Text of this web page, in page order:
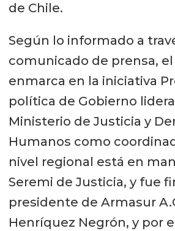
de Chile.
Según lo informado a
comunicado de prensa,
enmarca en la iniciativa
política de Gobierno
Ministerio de Justicia y
Humanos como
nivel regional está en
Seremi de Justicia, y fue
presidente de Armasur
Henríquez Negrón, y por